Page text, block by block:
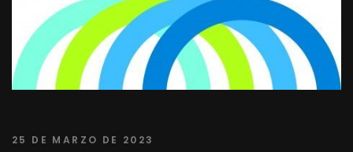
25 DE MARZO DE 2023